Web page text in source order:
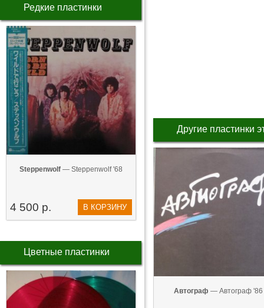
Редкие пластинки
Steppenwolf — Steppenwolf '68
4 500 р. В КОРЗИНУ
Цветные пластинки
Другие пластинки
Автограф — Автограф '86